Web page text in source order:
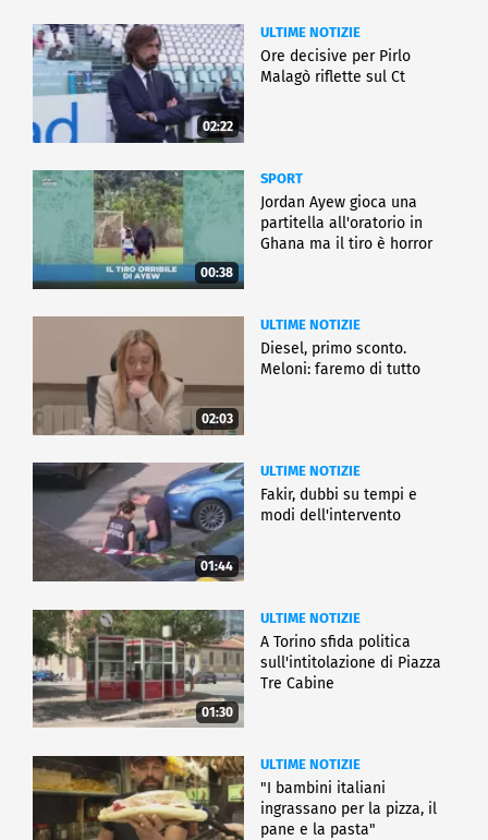
02:22
ULTIME NOTIZIE
Ore decisive per Pirlo
Malagò riflette sul Ct
00:38
SPORT
Jordan Ayew gioca una
partitella all'oratorio in
Ghana ma il tiro è horror
02:03
ULTIME NOTIZIE
Diesel, primo sconto.
Meloni: faremo di tutto
01:44
ULTIME NOTIZIE
Fakir, dubbi su tempi e
modi dell'intervento
01:30
ULTIME NOTIZIE
A Torino sfida politica
sull'intitolazione di Piazza
Tre Cabine
ULTIME NOTIZIE
"I bambini italiani
ingrassano per la pizza, il
pane e la pasta"